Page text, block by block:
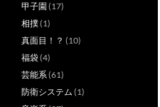
甲子園 (17)
相撲(1)
真面目！？ (10)
福袋(4)
芸能系(61)
防衛システム (1)